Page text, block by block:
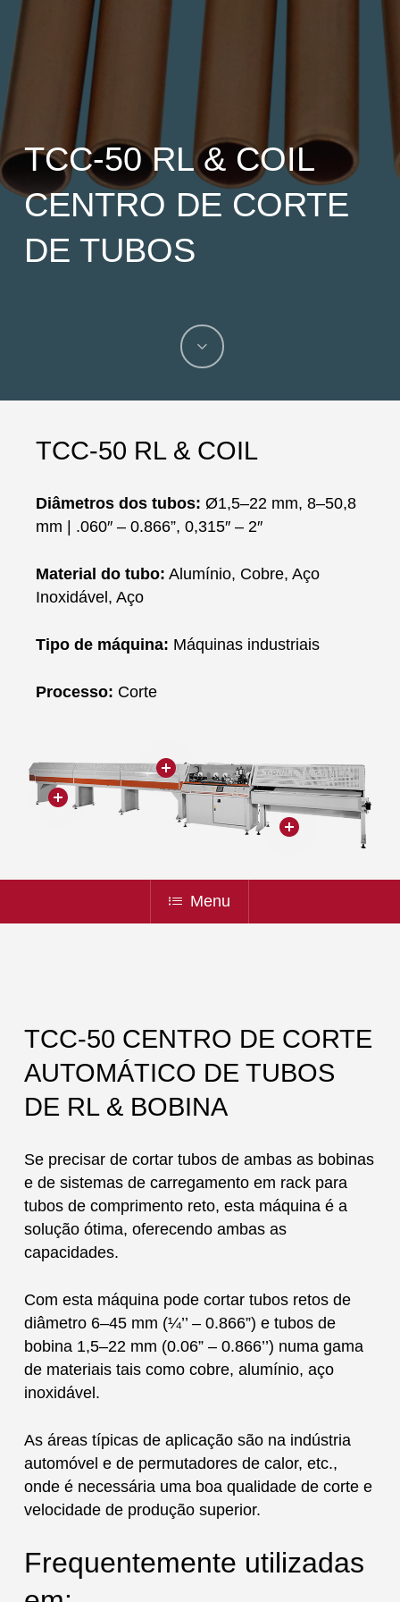
TCC-50 RL & COIL
CENTRO DE CORTE
DE TUBOS
TCC-50 RL & COIL
Diâmetros dos tubos: Ø1,5–22 mm, 8–50,8
mm | .060″ – 0.866”, 0,315″ – 2″
Material do tubo: Alumínio, Cobre, Aço
Inoxidável, Aço
Tipo de máquina: Máquinas industriais
Processo: Corte
Menu
TCC-50 CENTRO DE CORTE
AUTOMÁTICO DE TUBOS
DE RL & BOBINA
Se precisar de cortar tubos de ambas as bobinas
e de sistemas de carregamento em rack para
tubos de comprimento reto, esta máquina é a
solução ótima, oferecendo ambas as
capacidades.
Com esta máquina pode cortar tubos retos de
diâmetro 6–45 mm (¼’’ – 0.866”) e tubos de
bobina 1,5–22 mm (0.06” – 0.866’’) numa gama
de materiais tais como cobre, alumínio, aço
inoxidável.
As áreas típicas de aplicação são na indústria
automóvel e de permutadores de calor, etc.,
onde é necessária uma boa qualidade de corte e
velocidade de produção superior.
Frequentemente utilizadas